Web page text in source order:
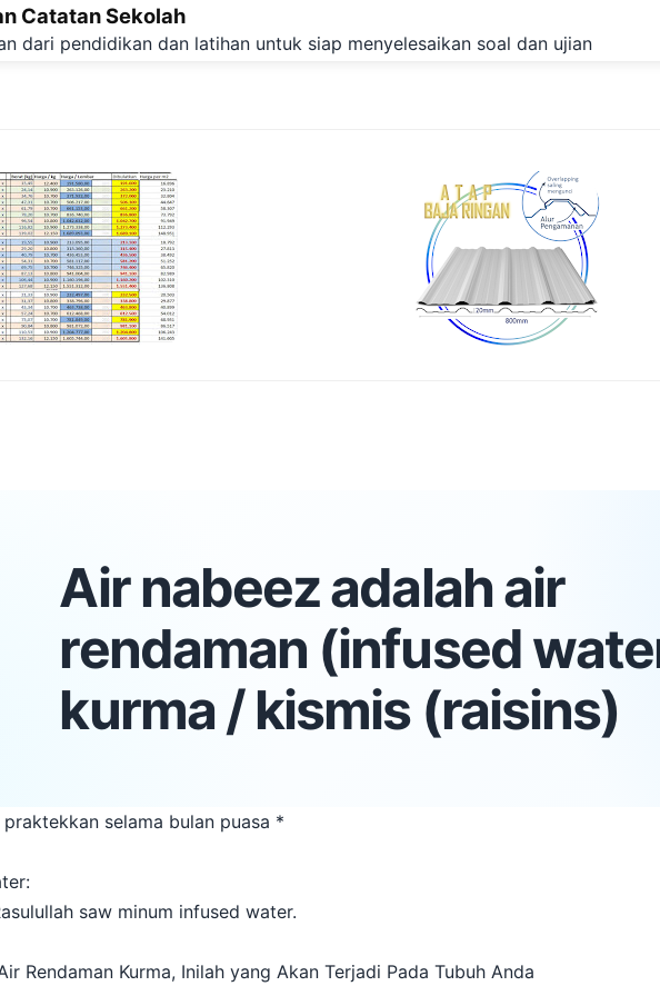
Catatan Sekolah
dari pendidikan dan latihan untuk siap menyelesaikan soal dan ujian
Air nabeez adalah air
rendaman (infused
kurma / kismis (raisins)
selama bulan puasa *
saw minum infused water.
Rendaman Kurma, Inilah yang Akan Terjadi Pada Tubuh Anda